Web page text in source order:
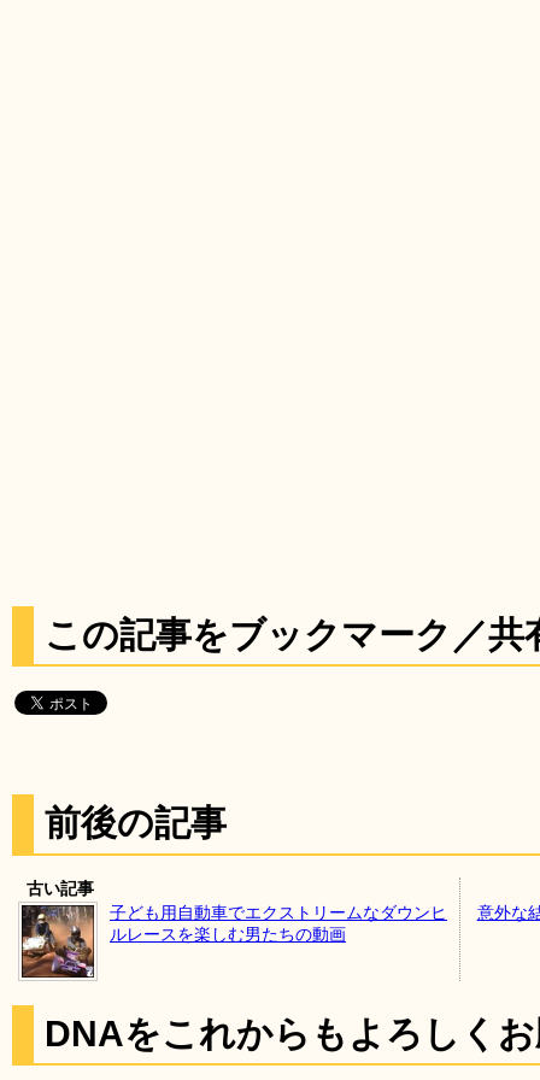
この記事をブックマーク／共
前後の記事
古い記事
子ども用自動車でエクストリームなダウンヒ
ルレースを楽しむ男たちの動画
意外な
DNAをこれからもよろしく